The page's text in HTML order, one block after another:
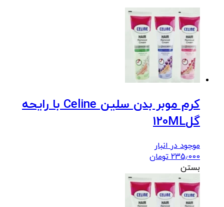
کرم موبر بدن سلین Celine با رایحه
گل120ML
موجود در انبار
235٫000 تومان
بستن